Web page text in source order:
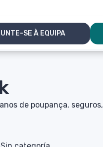
SE À EQUIPA
de poupança, seguros,